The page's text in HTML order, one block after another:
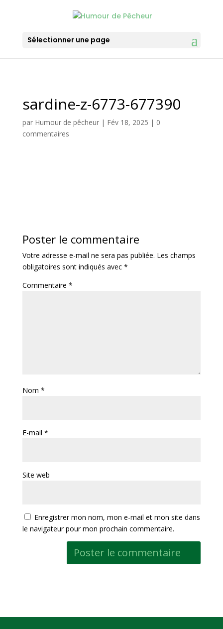
Sélectionner une page
sardine-z-6773-677390
par Humour de pêcheur| Fév 18, 2025 | 0
commentaires
Poster le commentaire
Votre adresse e-mail ne sera pas publiée. Les champs
obligatoires sont indiqués avec *
Commentaire *
Nom *
E-mail *
Site web
Enregistrer mon nom, mon e-mail et mon site dans
le navigateur pour mon prochain commentaire.